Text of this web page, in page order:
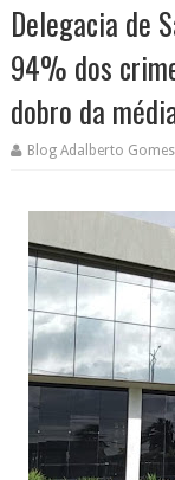
Delegacia de
94% dos
dobro da
Blog Adalberto